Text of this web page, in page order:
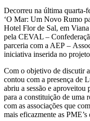
Decorreu na última
‘O Mar: Um Novo Rumo
Hotel Flor de Sal, em
pela CEVAL –
parceria com a AEP –
iniciativa inserida no
Com o objetivo de discutir
contou com a presença de
abriu a sessão e aproveitou
para a constituição de uma
com as associações que
mais eficazmente as PME’s